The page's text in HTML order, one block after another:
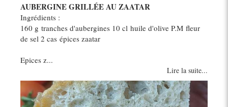
AUBERGINE GRILLÉE AU ZAATAR
Ingrédients :
160 g tranches d'aubergines 10 cl huile d'olive P.M fleur
de sel 2 cas épices zaatar
Epices z...
Lire la suite...